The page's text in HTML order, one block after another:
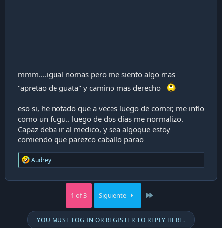
mmm....igual nomas pero me siento algo mas
"apretao de guata" y camino mas derecho
eso si, he notado que a veces luego de comer, me inflo
como un fugu.. luego de dos dias me normalizo.
Capaz deba ir al medico, y sea algoque estoy
comiendo que parezco caballo parao
R
e
c
n
Audrey
1 of 3 Siguiente
YOU MUST LOG IN OR REGISTER TO REPLY HERE.